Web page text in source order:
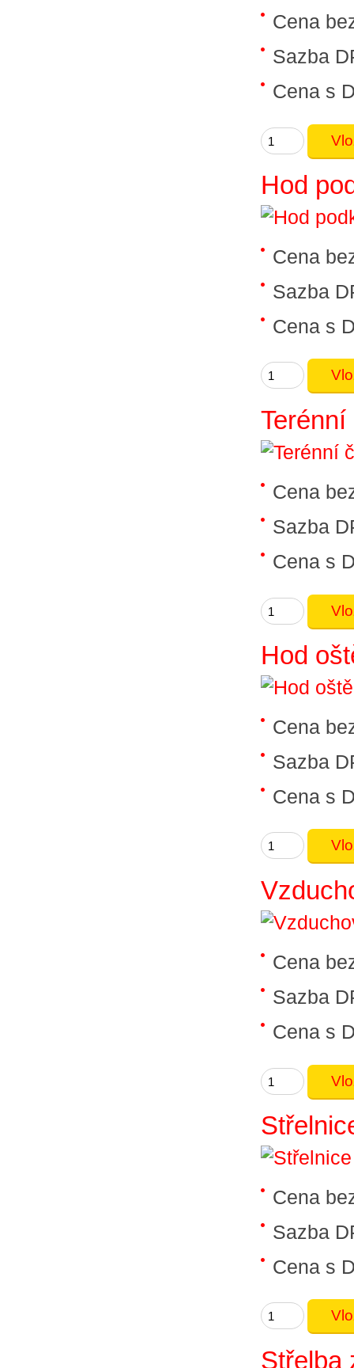
Cena
Sazba
Cena s
Hod
Cena
Sazba
Cena s
Cena
Sazba
Cena s
Hod
Cena
Sazba
Cena s
Cena
Sazba
Cena s
Cena
Sazba
Cena s
Střelba